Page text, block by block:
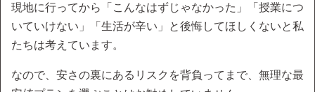
現地に行ってから「こんなはずじゃなかった」「授業につ
いていけない」「生活が辛い」と後悔してほしくないと私
たちは考えています。
なので、安さの裏にあるリスクを背負ってまで、無理な最